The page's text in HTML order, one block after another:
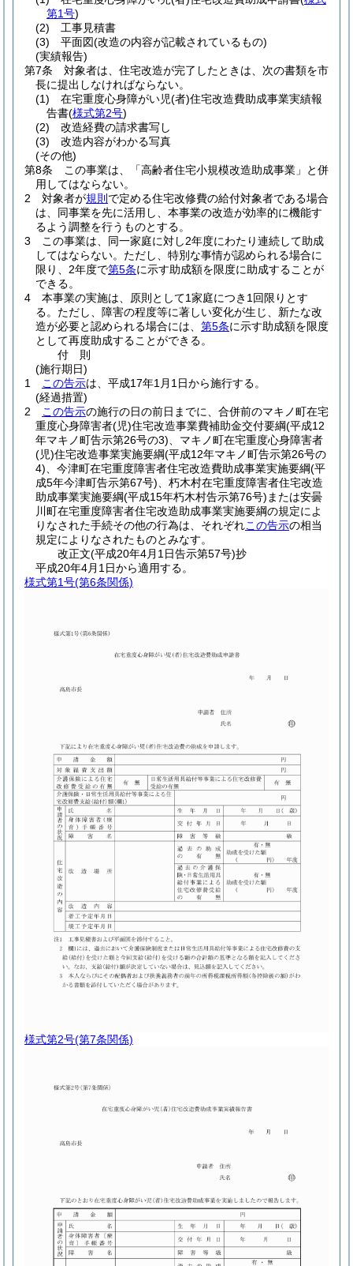
第1号)
(2)
工事見積書
(3)
平面図(改造の内容が記載されているもの)
(実績報告)
第7条
対象者は、住宅改造が完了したときは、次の書類を市
長に提出しなければならない。
(1)
在宅重度心身障がい児(者)住宅改造費助成事業実績報
告書(様式第2号)
(2)
改造経費の請求書写し
(3)
改造内容がわかる写真
(その他)
第8条
この事業は、「高齢者住宅小規模改造助成事業」と併
用してはならない。
2
対象者が規則 で定める住宅改修費の給付対象者である場合
は、同事業を先に活用し、本事業の改造が効率的に機能す
るよう調整を行うものとする。
3
この事業は、同一家庭に対し2年度にわたり連続して助成
してはならない。 ただし、特別な事情が認められる場合に
限り、2年度で第5条に示す助成額を限度に助成することが
できる。
4
本事業の実施は、原則として1家庭につき1回限りとす
る。 ただし、障害の程度等に著しい変化が生じ、新たな改
造が必要と認められる場合には、 第5条に示す助成額を限度
として再度助成することができる。
付 則
(施行期日)
1
この告示は、平成17年1月1日から施行する。
(経過措置)
2
この告示の施行の日の前日までに、合併前のマキノ町在宅
重度心身障害者(児)住宅改造事業費補助金交付要綱(平成12
年マキノ町告示第26号の3) 、マキノ町在宅重度心身障害者
(児)住宅改造事業実施要綱(平成12年マキノ町告示第26号の
4) 、今津町在宅重度障害者住宅改造費助成事業実施要綱(平
成5年今津町告示第67号) 、朽木村在宅重度障害者住宅改造
助成事業実施要綱(平成15年朽木村告示第76号) または安曇
川町在宅重度障害者住宅改造助成事業実施要綱の規定によ
りなされた手続その他の行為は、それぞれこの告示の相当
規定によりなされたものとみなす。
改正文(平成20年4月1日告示第57号)抄
平成20年4月1日から適用する。
様式第1号(第6条関係)
様式第2号(第7条関係)